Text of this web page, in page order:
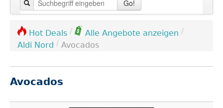
Go!
Hot Deals / Alle Angebote anzeigen /
Aldi Nord / Avocados
Avocados